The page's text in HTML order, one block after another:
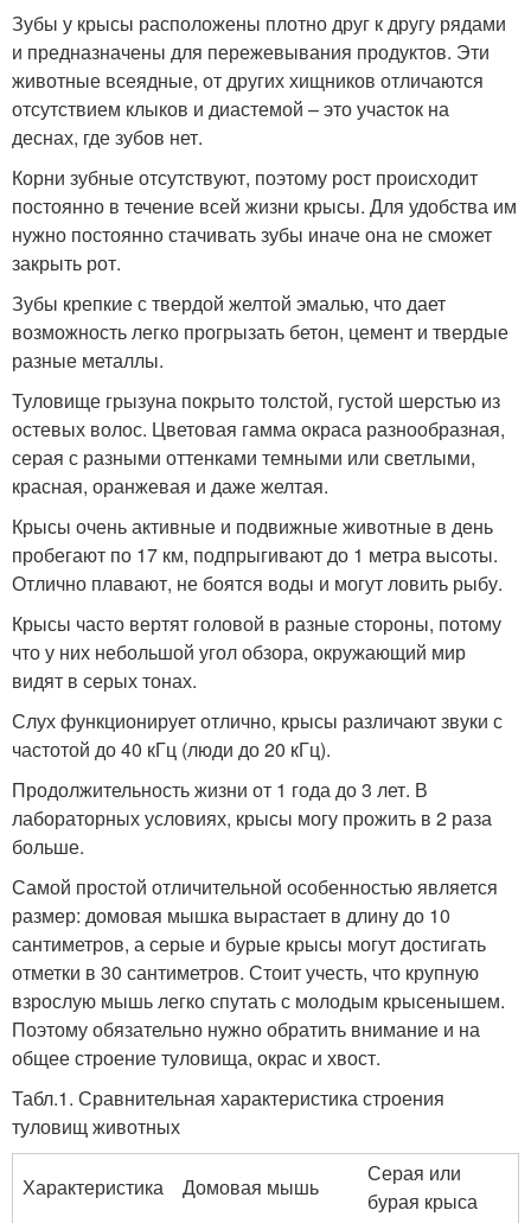
Зубы у крысы расположены плотно друг к другу рядами
и предназначены для пережевывания продуктов. Эти
животные всеядные, от других хищников отличаются
отсутствием клыков и диастемой – это участок на
деснах, где зубов нет.
Корни зубные отсутствуют, поэтому рост происходит
постоянно в течение всей жизни крысы. Для удобства им
нужно постоянно стачивать зубы иначе она не сможет
закрыть рот.
Зубы крепкие с твердой желтой эмалью, что дает
возможность легко прогрызать бетон, цемент и твердые
разные металлы.
Туловище грызуна покрыто толстой, густой шерстью из
остевых волос. Цветовая гамма окраса разнообразная,
серая с разными оттенками темными или светлыми,
красная, оранжевая и даже желтая.
Крысы очень активные и подвижные животные в день
пробегают по 17 км, подпрыгивают до 1 метра высоты.
Отлично плавают, не боятся воды и могут ловить рыбу.
Крысы часто вертят головой в разные стороны, потому
что у них небольшой угол обзора, окружающий мир
видят в серых тонах.
Слух функционирует отлично, крысы различают звуки с
частотой до 40 кГц (люди до 20 кГц).
Продолжительность жизни от 1 года до 3 лет. В
лабораторных условиях, крысы могу прожить в 2 раза
больше.
Самой простой отличительной особенностью является
размер: домовая мышка вырастает в длину до 10
сантиметров, а серые и бурые крысы могут достигать
отметки в 30 сантиметров. Стоит учесть, что крупную
взрослую мышь легко спутать с молодым крысенышем.
Поэтому обязательно нужно обратить внимание и на
общее строение туловища, окрас и хвост.
Табл.1. Сравнительная характеристика строения
туловищ животных
Характеристика Домовая мышь
Серая или
бурая крыса